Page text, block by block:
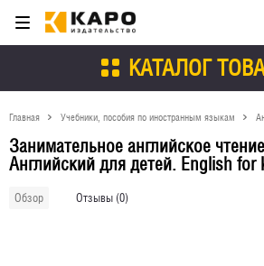
КАТАЛОГ
Главная Учебники, пособия по иностранным языкам
Занимательное английское
Английский для детей. English for
Обзор Отзывы (0)